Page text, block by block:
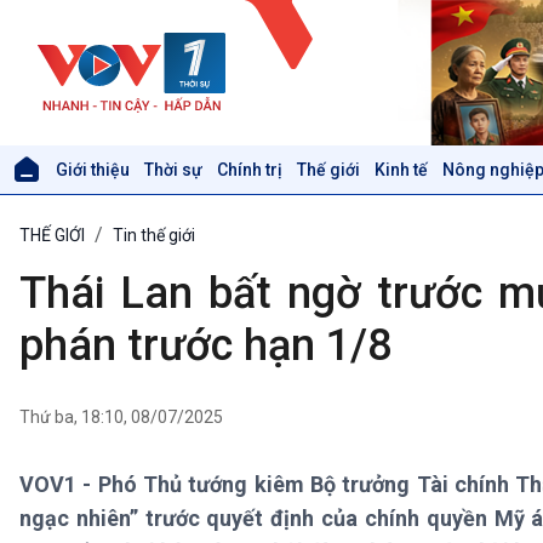
Giới thiệu Thời sự Chính trị Thế giới Kinh tế Nông
Thời sự 12h
Thời sự 18h
Thời sự 21h30
Bản tin
Xã hội
Tin Đời sống & Xã hội
Khoa học & Công nghệ
Tin Khoa học & Công nghệ
THẾ GIỚI Tin thế giới
Thái Lan bất ngờ trước
phán trước hạn 1/8
Thứ ba, 18:10, 08/07/2025
VOV1 - Phó Thủ tướng kiêm Bộ trưởng Tài chính
ngạc nhiên” trước quyết định của chính quyền Mỹ